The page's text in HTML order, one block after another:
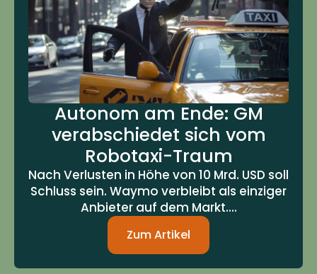
Autonom am Ende: GM
verabschiedet sich vom
Robotaxi-Traum
Nach Verlusten in Höhe von 10 Mrd. USD soll
Schluss sein. Waymo verbleibt als einziger
Anbieter auf dem Markt....
Zum Artikel